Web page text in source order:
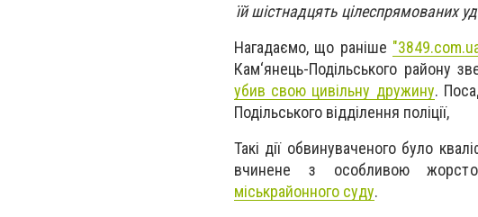
їй шістнадцять цілеспрямованих
Нагадаємо, що раніше
Кам‘янець-Подільського району
убив свою цивільну дружину.
Подільського відділення поліції,
Такі дії обвинуваченого було
вчинене з особливою
міськрайонного суду.